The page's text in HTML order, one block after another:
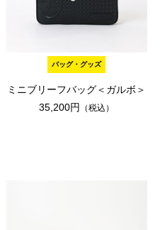
バッグ・グッズ
ミニブリーフバッグ＜ガルボ＞
35,200円
（税込）